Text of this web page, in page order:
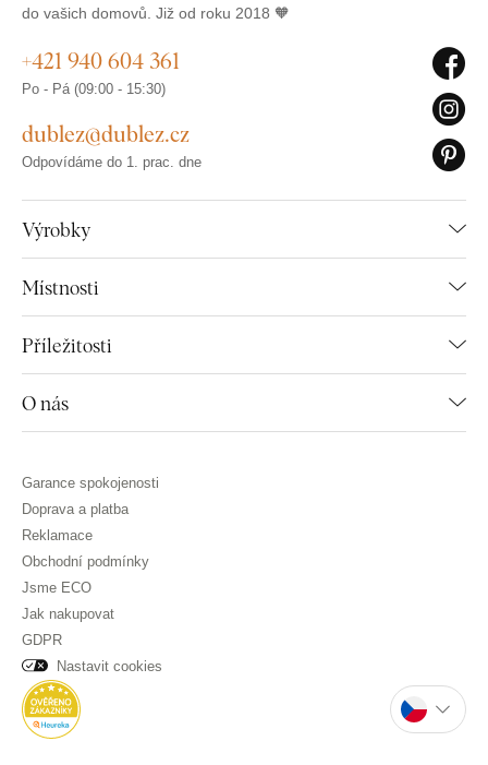
do vašich domovů. Již od roku 2018 🧡
Výrobky
Místnosti
Příležitosti
O nás
+421 940 604 361
Po - Pá (09:00 - 15:30)
dublez@dublez.cz
Odpovídáme do 1. prac. dne
Garance spokojenosti
Doprava a platba
Reklamace
Obchodní podmínky
Jsme ECO
Jak nakupovat
GDPR
Nastavit cookies